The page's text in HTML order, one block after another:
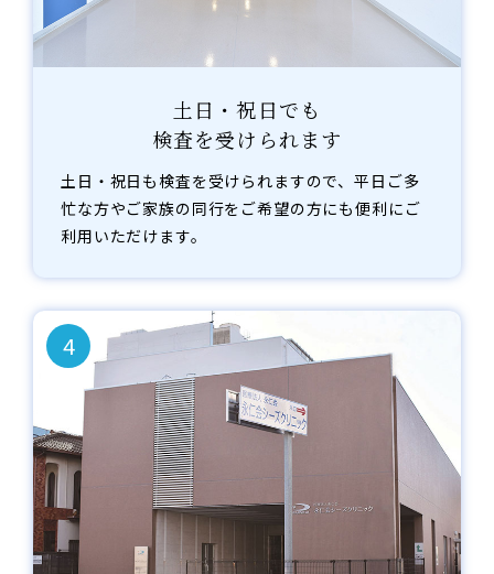
土日・祝日でも
検査を受けられます
土日・祝日も検査を受けられますので、平日ご多
忙な方やご家族の同行をご希望の方にも便利にご
利用いただけます。
4